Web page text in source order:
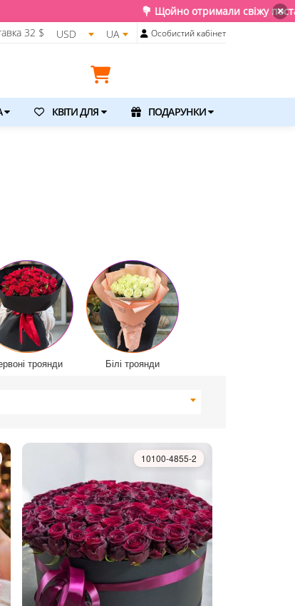
отримали свіжу поставку. Подаруйте квіти та емоції,
×
32 $ USD UA Особистий кабінет
КВІТИ ДЛЯ ПОДАРУНКИ
троянди Білі троянди
10100-4855-2